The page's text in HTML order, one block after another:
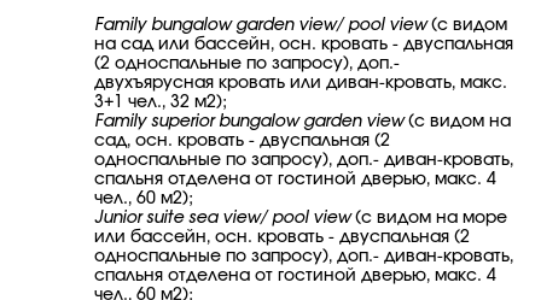
Family bungalow garden view/ pool view(с видом
на сад или бассейн, осн. кровать - двуспальная
(2 односпальные по запросу), доп.-
двухъярусная кровать или диван-кровать, макс.
3+1 чел., 32 м2);
Family superior bungalow garden view(с видом на
сад, осн. кровать - двуспальная (2
односпальные по запросу), доп.- диван-кровать,
спальня отделена от гостиной дверью, макс. 4
чел., 60 м2);
Junior suite sea view/ pool view(с видом на море
или бассейн, осн. кровать - двуспальная (2
односпальные по запросу), доп.- диван-кровать,
спальня отделена от гостиной дверью, макс. 4
чел., 60 м2);